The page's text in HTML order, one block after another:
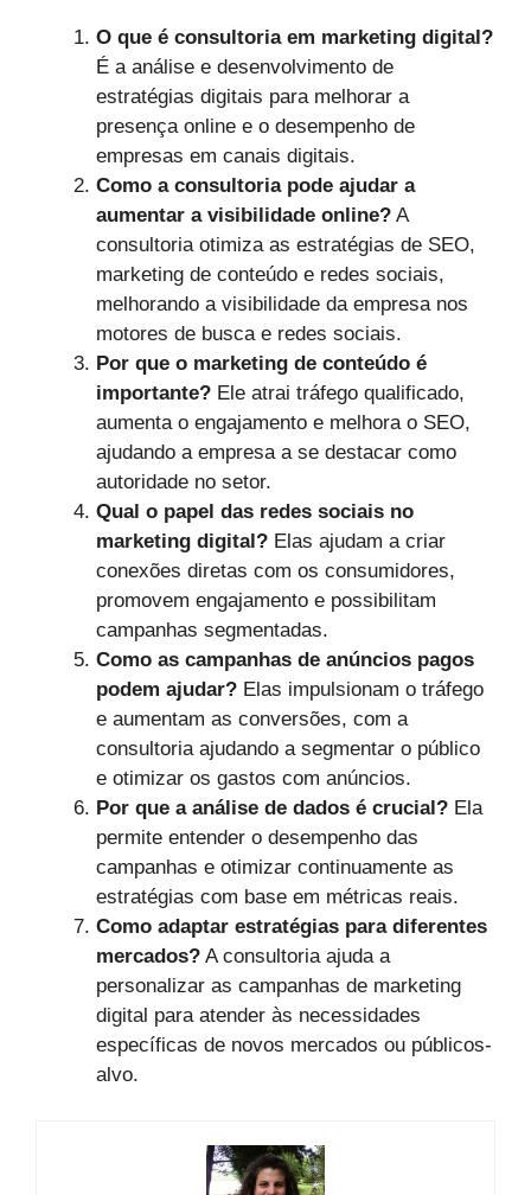
O que é consultoria em marketing digital?
É a análise e desenvolvimento de
estratégias digitais para melhorar a
presença online e o desempenho de
empresas em canais digitais.
Como a consultoria pode ajudar a
aumentar a visibilidade online? A
consultoria otimiza as estratégias de SEO,
marketing de conteúdo e redes sociais,
melhorando a visibilidade da empresa nos
motores de busca e redes sociais.
Por que o marketing de conteúdo é
importante? Ele atrai tráfego qualificado,
aumenta o engajamento e melhora o SEO,
ajudando a empresa a se destacar como
autoridade no setor.
Qual o papel das redes sociais no
marketing digital? Elas ajudam a criar
conexões diretas com os consumidores,
promovem engajamento e possibilitam
campanhas segmentadas.
Como as campanhas de anúncios pagos
podem ajudar? Elas impulsionam o tráfego
e aumentam as conversões, com a
consultoria ajudando a segmentar o público
e otimizar os gastos com anúncios.
Por que a análise de dados é crucial? Ela
permite entender o desempenho das
campanhas e otimizar continuamente as
estratégias com base em métricas reais.
Como adaptar estratégias para diferentes
mercados? A consultoria ajuda a
personalizar as campanhas de marketing
digital para atender às necessidades
específicas de novos mercados ou públicos-
alvo.